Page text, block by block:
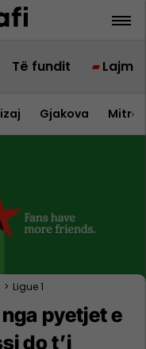
Të fundit Lajme
Gjakova
> Ligue 1
pyetjet e
do t’i